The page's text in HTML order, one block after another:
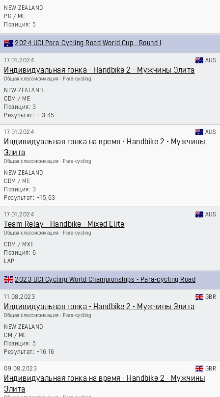
NEW ZEALAND
PG / ME
5
2024 UCI Para-Cycling Road World Cup - Round I
17.01.2024 AUS
Индивидуальная гонка - Handbike 2 - Мужчины Элита
Общая классификация - Para-cycling
NEW ZEALAND
CDM / ME
3
+ 3:45
17.01.2024 AUS
Индивидуальная гонка на время - Handbike 2 - Мужчины
Элита
Общая классификация - Para-cycling
NEW ZEALAND
CDM / ME
3
+15,63
17.01.2024 AUS
Team Relay - Handbike - Mixed Elite
Общая классификация - Para-cycling
CDM / MXE
6
LAP
2023 UCI Cycling World Championships - Para-cycling Road
11.08.2023 GBR
Индивидуальная гонка - Handbike 2 - Мужчины Элита
Общая классификация - Para-cycling
NEW ZEALAND
CM / ME
5
+16:16
09.08.2023 GBR
Индивидуальная гонка на время - Handbike 2 - Мужчины
Элита